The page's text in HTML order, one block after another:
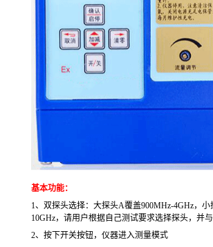
基本功能：
1、双探头选择：大探头A覆盖900MHz-4GHz，小
10GHz，请用户根据自己测试要求选择探头，并
2、按下开关按钮，仪器进入测量模式